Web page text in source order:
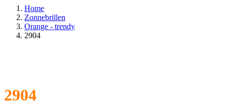
Home
Zonnebrillen
Orange - trendy
2904
2904